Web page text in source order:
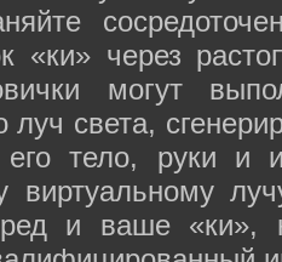
«ки» через
могут
луч света,
его тело, руки и
виртуальному
и ваше «ки»,